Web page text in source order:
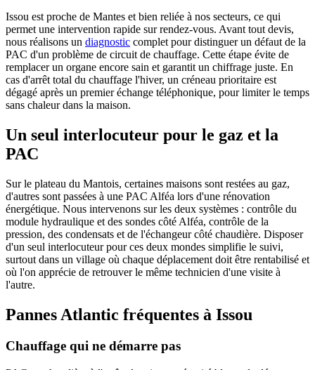
Issou est proche de Mantes et bien reliée à nos secteurs, ce qui
permet une intervention rapide sur rendez-vous. Avant tout devis,
nous réalisons un diagnostic complet pour distinguer un défaut de la
PAC d'un problème de circuit de chauffage. Cette étape évite de
remplacer un organe encore sain et garantit un chiffrage juste. En
cas d'arrêt total du chauffage l'hiver, un créneau prioritaire est
dégagé après un premier échange téléphonique, pour limiter le temps
sans chaleur dans la maison.
Un seul interlocuteur pour le gaz et la
PAC
Sur le plateau du Mantois, certaines maisons sont restées au gaz,
d'autres sont passées à une PAC Alféa lors d'une rénovation
énergétique. Nous intervenons sur les deux systèmes : contrôle du
module hydraulique et des sondes côté Alféa, contrôle de la
pression, des condensats et de l'échangeur côté chaudière. Disposer
d'un seul interlocuteur pour ces deux mondes simplifie le suivi,
surtout dans un village où chaque déplacement doit être rentabilisé et
où l'on apprécie de retrouver le même technicien d'une visite à
l'autre.
Pannes Atlantic fréquentes à Issou
Chauffage qui ne démarre pas